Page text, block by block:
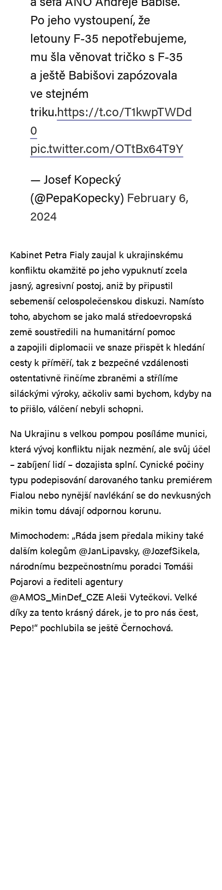
Po jeho vystoupení, že
letouny F-35 nepotřebujeme,
mu šla věnovat tričko s F-35
a ještě Babišovi zapózovala
ve stejném
triku.https://t.co/T1kwpTWDd
0
pic.twitter.com/OTtBx64T9Y
— Josef Kopecký
(@PepaKopecky) February 6,
2024
Kabinet Petra Fialy zaujal k ukrajinskému
konfliktu okamžitě po jeho vypuknutí zcela
jasný, agresivní postoj, aniž by připustil
sebemenší celospolečenskou diskuzi. Namísto
toho, abychom se jako malá středoevropská
země soustředili na humanitární pomoc
a zapojili diplomacii ve snaze přispět k hledání
cesty k příměří, tak z bezpečné vzdálenosti
ostentativně řinčíme zbraněmi a střílíme
siláckými výroky, ačkoliv sami bychom, kdyby na
to přišlo, válčení nebyli schopni.
Na Ukrajinu s velkou pompou posíláme munici,
která vývoj konfliktu nijak nezmění, ale svůj účel
– zabíjení lidí – dozajista splní. Cynické počiny
typu podepisování darovaného tanku premiérem
Fialou nebo nynější navlékání se do nevkusných
mikin tomu dávají odpornou korunu.
Mimochodem: „Ráda jsem předala mikiny také
dalším kolegům @JanLipavsky, @JozefSikela,
národnímu bezpečnostnímu poradci Tomáši
Pojarovi a řediteli agentury
@AMOS_MinDef_CZE Aleši Vytečkovi. Velké
díky za tento krásný dárek, je to pro nás čest,
Pepo!“ pochlubila se ještě Černochová.